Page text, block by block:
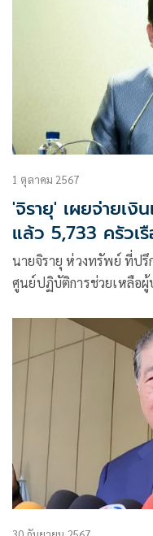
1 ตุลาคม 2567
'จิรายุ' เผยจ่ายเงิ
แล้ว 5,733 ครัวเ
นายจิรายุ ห่วงทรัพย์ ที่ป
ศูนย์ปฏิบัติการช่วยเหลือ
ประชุม ศปช. วันเดียวกัน
ขนาดใหญ่ต่าง ๆ